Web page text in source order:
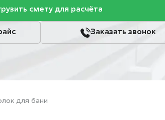
смету для расчёта
Заказать звонок
для бани